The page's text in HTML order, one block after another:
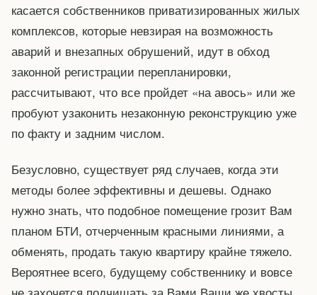
касается собственников приватизированных жилых
комплексов, которые невзирая на возможность
аварий и внезапных обрушений, идут в обход
законной регистрации перепланировки,
рассчитывают, что все пройдет «на авось» или же
пробуют узаконить незаконную реконструкцию уже
по факту и задним числом.
Безусловно, существует ряд случаев, когда эти
методы более эффективны и дешевы. Однако
нужно знать, что подобное помещение грозит Вам
планом БТИ, отчерченным красными линиями, а
обменять, продать такую квартиру крайне тяжело.
Вероятнее всего, будущему собственнику и вовсе